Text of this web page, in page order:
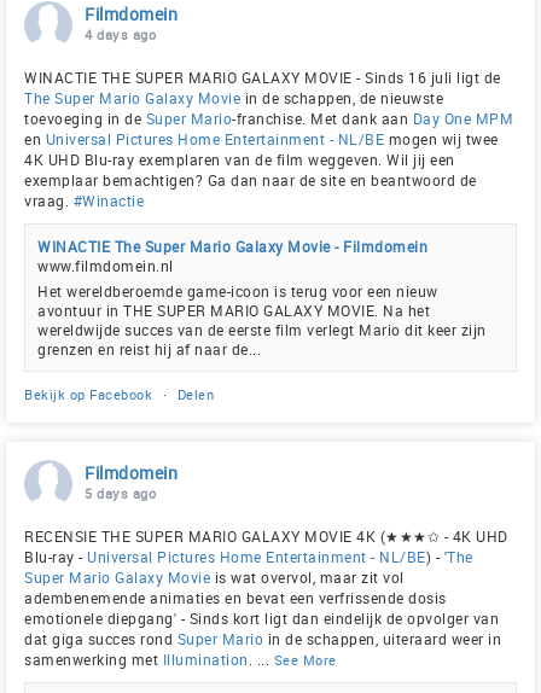
Filmdomein
4 days ago
WINACTIE THE SUPER MARIO GALAXY MOVIE - Sinds 16 juli ligt de
The Super Mario Galaxy Movie in de schappen, de nieuwste
toevoeging in de Super Mario-franchise. Met dank aan Day One MPM
en Universal Pictures Home Entertainment - NL/BE mogen wij twee
4K UHD Blu-ray exemplaren van de film weggeven. Wil jij een
exemplaar bemachtigen? Ga dan naar de site en beantwoord de
vraag. #Winactie
WINACTIE The Super Mario Galaxy Movie - Filmdomein
www.filmdomein.nl
Het wereldberoemde game-icoon is terug voor een nieuw
avontuur in THE SUPER MARIO GALAXY MOVIE. Na het
wereldwijde succes van de eerste film verlegt Mario dit keer zijn
grenzen en reist hij af naar de...
Bekijk op Facebook · Delen
Filmdomein
5 days ago
RECENSIE THE SUPER MARIO GALAXY MOVIE 4K (★★★✩ - 4K UHD
Blu-ray - Universal Pictures Home Entertainment - NL/BE) - 'The
Super Mario Galaxy Movie is wat overvol, maar zit vol
adembenemende animaties en bevat een verfrissende dosis
emotionele diepgang' - Sinds kort ligt dan eindelijk de opvolger van
dat giga succes rond Super Mario in de schappen, uiteraard weer in
samenwerking met Illumination See More